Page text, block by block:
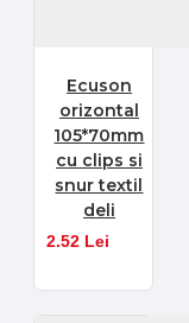
Ecuson
orizontal
105*70mm
cu clips si
snur textil
deli
2.52 Lei